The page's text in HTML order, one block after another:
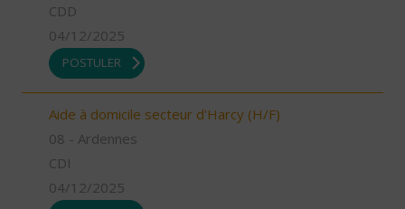
CDD
04/12/2025
POSTULER
Aide à domicile secteur d'Harcy (H/F)
08 - Ardennes
CDI
04/12/2025